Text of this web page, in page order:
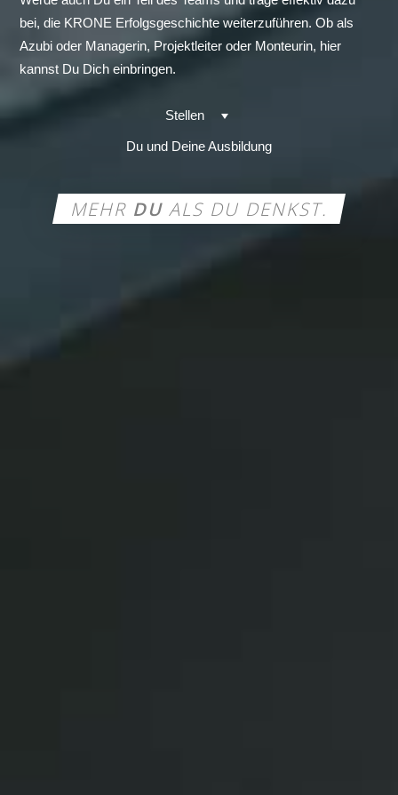
bei, die KRONE Erfolgsgeschichte weiterzuführen. Ob als
Azubi oder Managerin, Projektleiter oder Monteurin, hier
kannst Du Dich einbringen.
Stellen
Du und Deine Ausbildung
MEHR DU ALS DU DENKST.